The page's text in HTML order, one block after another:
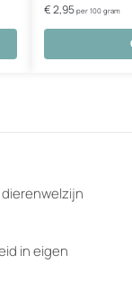
€2,95 per 100 gram
de
kunnen
in eigen